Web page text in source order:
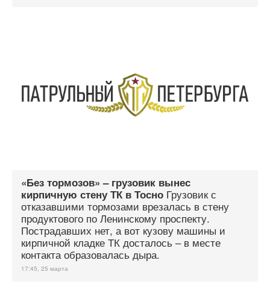
«Без тормозов» – грузовик вынес
кирпичную стену ТК в Тосно Грузовик с
отказавшими тормозами врезалась в стену
продуктового по Ленинскому проспекту.
Пострадавших нет, а вот кузову машины и
кирпичной кладке ТК досталось – в месте
контакта образовалась дыра.
17:45, 25 марта